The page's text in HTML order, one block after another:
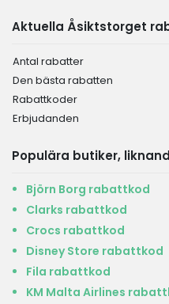
Aktuella Åsiktstorget
Antal rabatter
Den bästa rabatten
Rabattkoder
Erbjudanden
Populära butiker,
Björn Borg rabattkod
Clarks rabattkod
Crocs rabattkod
Disney Store rabattkod
Fila rabattkod
KM Malta Airlines